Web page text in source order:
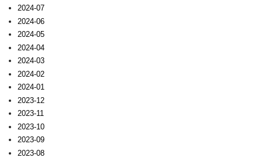
2024-07
2024-06
2024-05
2024-04
2024-03
2024-02
2024-01
2023-12
2023-11
2023-10
2023-09
2023-08